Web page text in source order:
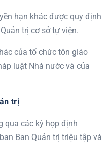
hạn khác được quy định
trị cơ sở tự viện.
của tổ chức tôn giáo
luật Nhà nước và của
trị
qua các kỳ họp định
Ban Quản trị triệu tập và